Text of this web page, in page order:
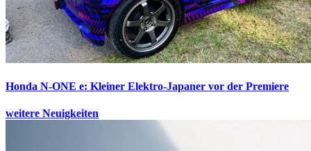
Honda N-ONE e: Kleiner Elektro-Japaner vor der Premiere
weitere Neuigkeiten